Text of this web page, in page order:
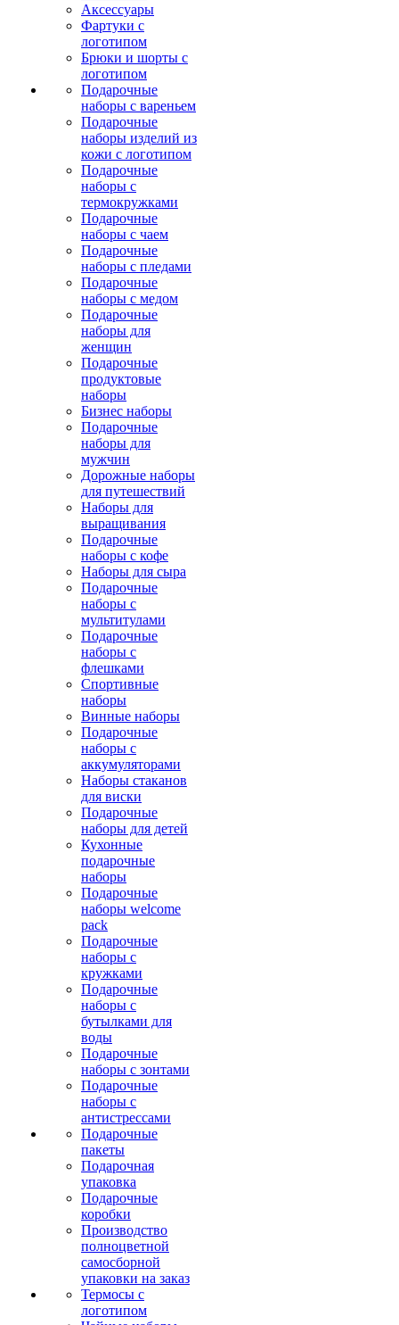
Аксессуары
Фартуки с
логотипом
Брюки и шорты с
логотипом
Подарочные
наборы с вареньем
Подарочные
наборы изделий из
кожи с логотипом
Подарочные
наборы с
термокружками
Подарочные
наборы с чаем
Подарочные
наборы с пледами
Подарочные
наборы с медом
Подарочные
наборы для
женщин
Подарочные
продуктовые
наборы
Бизнес наборы
Подарочные
наборы для
мужчин
Дорожные наборы
для путешествий
Наборы для
выращивания
Подарочные
наборы с кофе
Наборы для сыра
Подарочные
наборы с
мультитулами
Подарочные
наборы с
флешками
Спортивные
наборы
Винные наборы
Подарочные
наборы с
аккумуляторами
Наборы стаканов
для виски
Подарочные
наборы для детей
Кухонные
подарочные
наборы
Подарочные
наборы welcome
pack
Подарочные
наборы с
кружками
Подарочные
наборы с
бутылками для
воды
Подарочные
наборы с зонтами
Подарочные
наборы с
антистрессами
Подарочные
пакеты
Подарочная
упаковка
Подарочные
коробки
Производство
полноцветной
самосборной
упаковки на заказ
Термосы с
логотипом